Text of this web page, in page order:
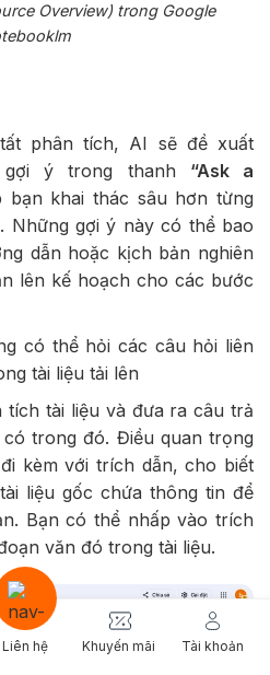
Overview) trong Google
phân tích, AI sẽ đề xuất
ý trong thanh “Ask a
khai thác sâu hơn từng
Những gợi ý này có thể bao
dẫn hoặc kịch bản nghiên
lên kế hoạch cho các bước
có thể hỏi các câu hỏi liên
tài liệu tải lên
tích tài liệu và đưa ra câu trả
trong đó. Điều quan trọng
kèm với trích dẫn, cho biết
liệu gốc chứa thông tin để
Bạn có thể nhấp vào trích
văn đó trong tài liệu.
Liên hệ Khuyến mãi Tài khoản